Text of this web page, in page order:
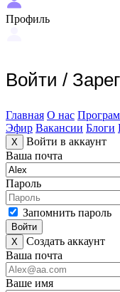
Профиль
Войти /
Главная О нас
Эфир Вакансии Блоги
X
Войти в аккаунт
Ваша почта
Пароль
Запомнить пароль
Войти
X
Создать аккаунт
Ваша почта
Ваше имя